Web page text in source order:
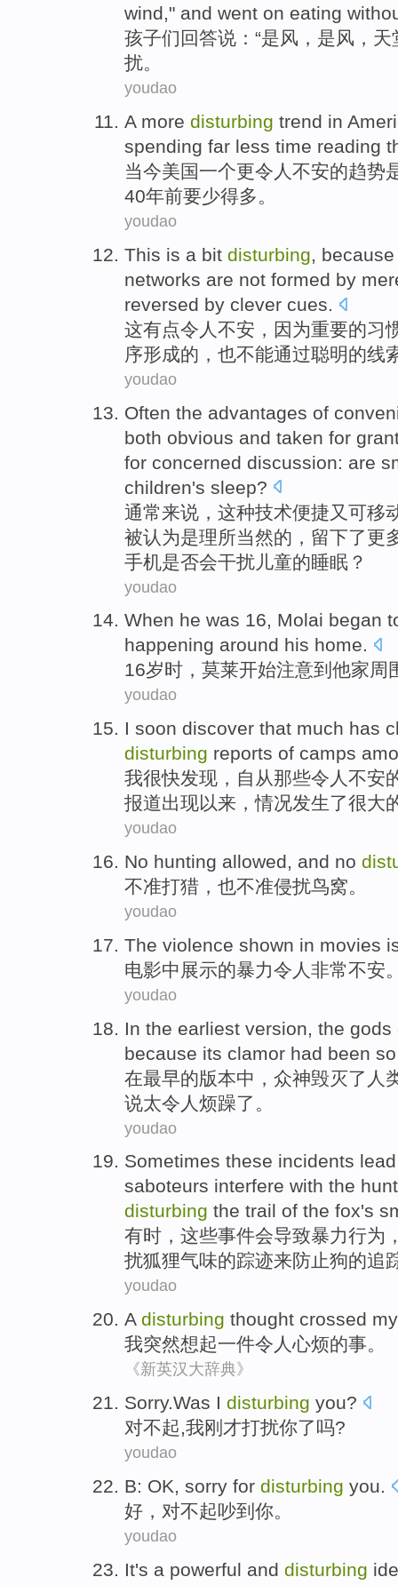
wind," and went on eating
孩子们 回答说 ：“是风 ，是风，
扰。
youdao
A more disturbing trend in
spending far less time reading
当今美国一个更令人不安的趋势
40年前要少得多。
youdao
This is a bit disturbing, because
networks are not formed by
reversed by clever cues.
这有点令人不安 ， 因为重要的习
序形成的， 也不能通过聪明的线
youdao
Often the advantages of
both obvious and taken for
for concerned discussion: are
children's sleep?
通常来说 ，这种技术便捷又 可移
被认为是理所当然的， 留下了更
手机是否会干扰 儿童的睡眠？
youdao
When he was 16, Molai began
happening around his home.
16岁时，莫莱开始注意到他家
youdao
I soon discover that much has
disturbing reports of camps
我很快发现，自从那些令人不安
报道出现以来，情况发生了很大
youdao
No hunting allowed, and no
不准打猎，也不准侵扰鸟窝。
youdao
The violence shown in movies
电影中 展示的暴力令人 非常不安
youdao
In the earliest version the gods
because its clamor had been so
在最早的版本中， 众神毁灭了 人
说太令人烦躁了 。
youdao
Sometimes these incidents
saboteurs interfere with the hunt
disturbing the trail of the fox's
有时 ， 这些事件会导致暴力行为
扰狐狸气味的踪迹来防止狗的追
youdao
A disturbing thought crossed my
我突然想起一件令人心烦的事。
《新英汉大辞典》
Sorry.Was I disturbing you?
对不起,我刚才打扰你了吗?
youdao
B: OK, sorry for disturbing you.
好 ， 对不起吵到 你。
youdao
It's a powerful and disturbing